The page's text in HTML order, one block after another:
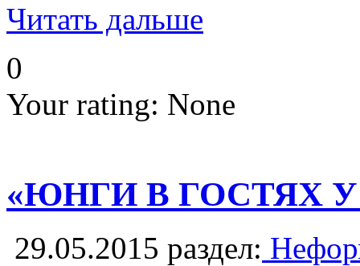
Читать дальше
0
Your rating: None
«ЮНГИ В ГОСТЯХ
29.05.2015 раздел: